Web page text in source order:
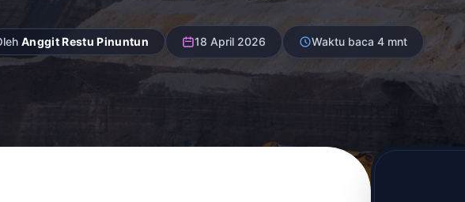
Anggit Restu Pinuntun 18 April 2026 Waktu baca 4 mnt